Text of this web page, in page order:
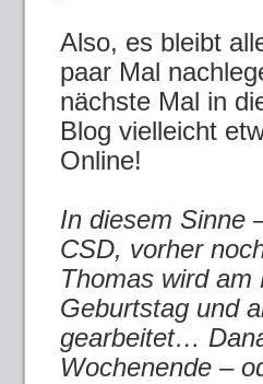
Also, es bleibt
paar Mal
nächste Mal in
Blog vielleicht
Online!
In diesem Sinne
CSD, vorher
Thomas wird am
Geburtstag und
gearbeitet…
Wochenende –